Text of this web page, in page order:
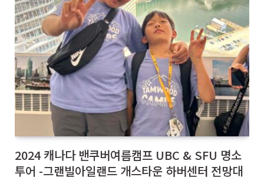
2024 캐나다 밴쿠버여름캠프 UBC & SFU 명소
투어 -그랜빌아일랜드 개스타운 하버센터 전망대